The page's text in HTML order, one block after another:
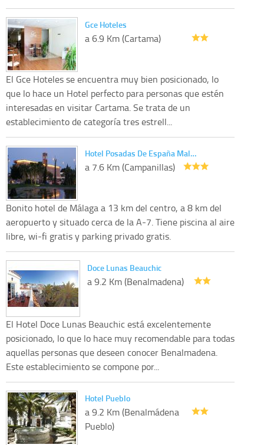
Gce Hoteles
a 6.9 Km (Cartama)
El Gce Hoteles se encuentra muy bien posicionado, lo
que lo hace un Hotel perfecto para personas que estén
interesadas en visitar Cartama. Se trata de un
establecimiento de categoría tres estrell...
Hotel Posadas De España Mal…
a 7.6 Km (Campanillas)
Bonito hotel de Málaga a 13 km del centro, a 8 km del
aeropuerto y situado cerca de la A-7. Tiene piscina al aire
libre, wi-fi gratis y parking privado gratis.
Doce Lunas Beauchic
a 9.2 Km (Benalmadena)
El Hotel Doce Lunas Beauchic está excelentemente
posicionado, lo que lo hace muy recomendable para todas
aquellas personas que deseen conocer Benalmadena.
Este establecimiento se compone por...
Hotel Pueblo
a 9.2 Km (Benalmádena
Pueblo)